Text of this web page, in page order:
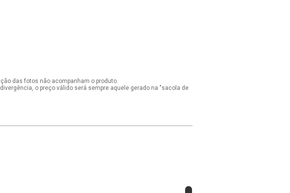
das fotos não acompanham o produto.
o preço válido será sempre aquele gerado na "sacola de